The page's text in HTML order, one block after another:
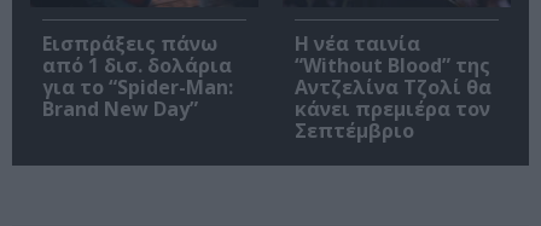
Εισπράξεις πάνω
από 1 δισ. δολάρια
για το “Spider-Man:
Brand New Day”
Η νέα ταινία
“Without Blood” της
Αντζελίνα Τζολί θα
κάνει πρεμιέρα τον
Σεπτέμβριο